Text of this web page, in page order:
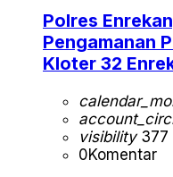
Polres
Pengamanan
Kloter 32
visibility377
0Komentar